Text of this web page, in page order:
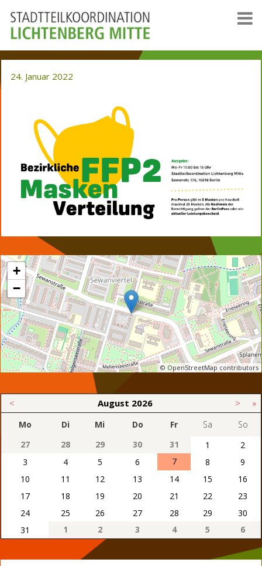
24. Januar 2022
+
−
© OpenStreetMap contributors
< August 2026 > »
Mo Di Mi Do Fr Sa
So
27
28 29 30 31 1
2
3
4 5 6 7 8
9
10
11 12 13 14 15
16
17
18 19 20 21 22
23
24
25 26 27 28 29
30
31
1 2 3 4 5 6